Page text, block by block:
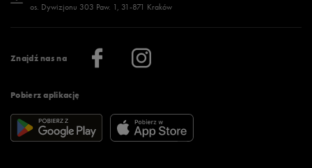
Znajdź nas na
Pobierz aplikację
Regulamin sklepu 50 style
Regulamin aplikacji 50 style
Więcej regulaminów >
Więcej >
Klub 50 style
Praca
Informacje o firmie
os. Dywizjonu 303 Paw. 1, 31-871 Kraków